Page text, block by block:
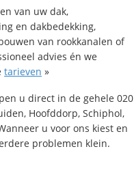
van uw dak,
en dakbedekking,
van rookkanalen of
advies én we
tarieven »
u direct in de gehele 020
Hoofddorp, Schiphol,
u voor ons kiest en
problemen klein.